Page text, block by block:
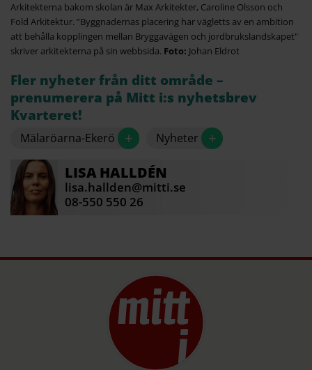
Arkitekterna bakom skolan är Max Arkitekter, Caroline Olsson och
Fold Arkitektur. ”Byggnadernas placering har vägletts av en ambition
att behålla kopplingen mellan Bryggavägen och jordbrukslandskapet"
skriver arkitekterna på sin webbsida.
Johan Eldrot
Fler nyheter från ditt område –
prenumerera på Mitt i:s nyhetsbrev
Kvarteret!
Mälaröarna-Ekerö + Nyheter +
LISA HALLDÉN
lisa.hallden@mitti.se
08-550 550 26